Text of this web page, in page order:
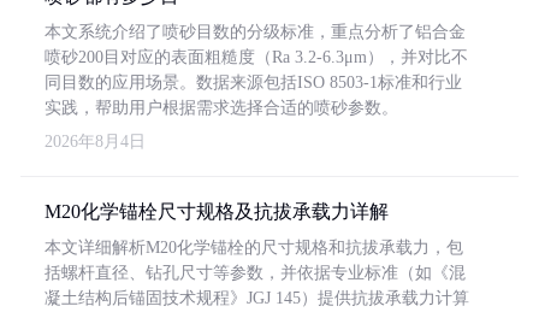
本文系统介绍了喷砂目数的分级标准，重点分析了铝合金
喷砂200目对应的表面粗糙度（Ra 3.2-6.3μm），并对比不
同目数的应用场景。数据来源包括ISO 8503-1标准和行业
实践，帮助用户根据需求选择合适的喷砂参数。
2026年8月4日
M20化学锚栓尺寸规格及抗拔承载力详解
本文详细解析M20化学锚栓的尺寸规格和抗拔承载力，包
括螺杆直径、钻孔尺寸等参数，并依据专业标准（如《混
凝土结构后锚固技术规程》JGJ 145）提供抗拔承载力计算